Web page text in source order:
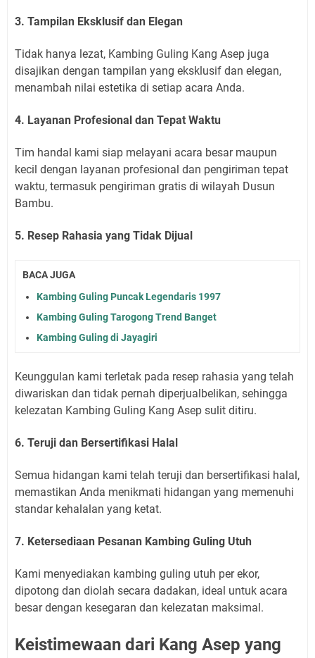
3. Tampilan Eksklusif dan Elegan
Tidak hanya lezat, Kambing Guling Kang Asep juga
disajikan dengan tampilan yang eksklusif dan elegan,
menambah nilai estetika di setiap acara Anda.
4. Layanan Profesional dan Tepat Waktu
Tim handal kami siap melayani acara besar maupun
kecil dengan layanan profesional dan pengiriman tepat
waktu, termasuk pengiriman gratis di wilayah Dusun
Bambu.
5. Resep Rahasia yang Tidak Dijual
BACA JUGA
Kambing Guling Puncak Legendaris 1997
Kambing Guling Tarogong Trend Banget
Kambing Guling di Jayagiri
Keunggulan kami terletak pada resep rahasia yang telah
diwariskan dan tidak pernah diperjualbelikan, sehingga
kelezatan Kambing Guling Kang Asep sulit ditiru.
6. Teruji dan Bersertifikasi Halal
Semua hidangan kami telah teruji dan bersertifikasi halal,
memastikan Anda menikmati hidangan yang memenuhi
standar kehalalan yang ketat.
7. Ketersediaan Pesanan Kambing Guling Utuh
Kami menyediakan kambing guling utuh per ekor,
dipotong dan diolah secara dadakan, ideal untuk acara
besar dengan kesegaran dan kelezatan maksimal.
Keistimewaan dari Kang Asep yang